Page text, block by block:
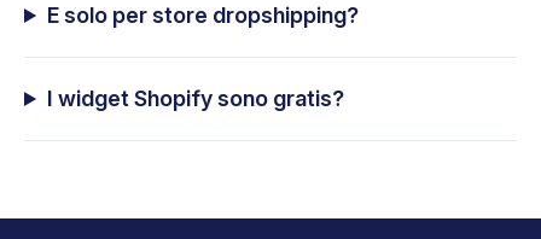
E solo per store dropshipping?
I widget Shopify sono gratis?